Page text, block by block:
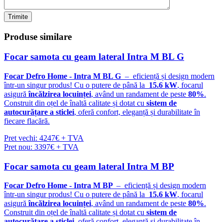
Trimite
Produse similare
Focar samota cu geam lateral Intra M BL G
Focar Defro Home - Intra M BL G – eficiență și design modern
într-un singur produs! Cu o putere de până la 15.6 kW, focarul
asigurăîncălzirea locuinței, având un randament de peste 80%.
Construit din oțel de înaltă calitate și dotat cu sistem de
autocurățare a sticlei, oferă confort, eleganță și durabilitate în
fiecare flacără.
Pret vechi: 4247€ + TVA
Pret nou: 3397€ + TVA
Focar samota cu geam lateral Intra M BP
Focar Defro Home - Intra M BP – eficiență și design modern
într-un singur produs! Cu o putere de până la 15.6 kW, focarul
asigurăîncălzirea locuinței, având un randament de peste 80%.
Construit din oțel de înaltă calitate și dotat cu sistem de